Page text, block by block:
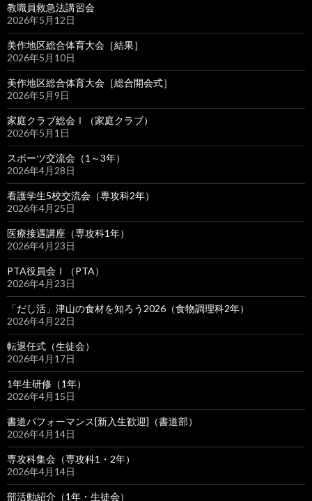
教職員救急法講習会
2026年5月12日
美作地区総合体育大会［結果］
2026年5月10日
美作地区総合体育大会［総合開会式］
2026年5月9日
家庭クラブ総会Ⅰ（家庭クラブ）
2026年5月1日
スポーツ交流会（1～3年）
2026年4月28日
看護学生5校交流会（専攻科2年）
2026年4月25日
医療接遇講座（専攻科1年）
2026年4月23日
PTA役員会Ⅰ（PTA）
2026年4月23日
「だし活」津山の食材を知ろう2026（食物調理科2年）
2026年4月22日
転退任式（生徒会）
2026年4月17日
1年生研修（1年）
2026年4月15日
書道パフォーマンス[新入生歓迎]（書道部）
2026年4月14日
専攻科集会（専攻科1・2年）
2026年4月14日
部活動紹介（1年・生徒会）